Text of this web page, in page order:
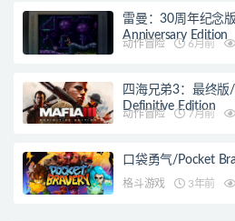
雷曼：30周年纪念
Anniversary Edition
动作冒险 6月前
四海兄弟3：最终
Definitive Edition
动作冒险 7月前
口袋勇气/Pocket
格斗游戏 3年前